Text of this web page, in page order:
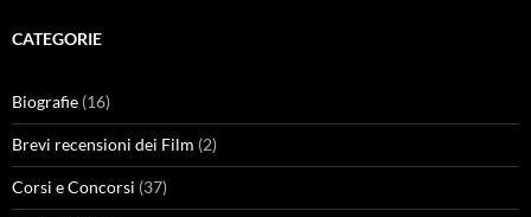
CATEGORIE
Biografie (16)
Brevi recensioni dei Film (2)
Corsi e Concorsi (37)